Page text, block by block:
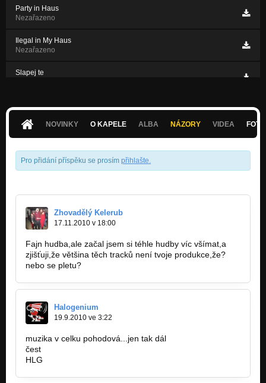
Party in Haus
Nezařazeno
Ilegal in My Haus
Nezařazeno
Slapej te
NOVINKY
O KAPELE ALBA NÁZORY VIDEA
Pro přidání příspěku se prosím přihlašte.
Zhovadělý Kelerub
17.11.2010 v 18:00
Fajn hudba,ale začal jsem si téhle hudby víc všímat,a
zjišťuji,že většina těch tracků není tvoje produkce,že?
nebo se pletu?
Halogenium
19.9.2010 ve 3:22
muzika v celku pohodová...jen tak dál
čest
HLG